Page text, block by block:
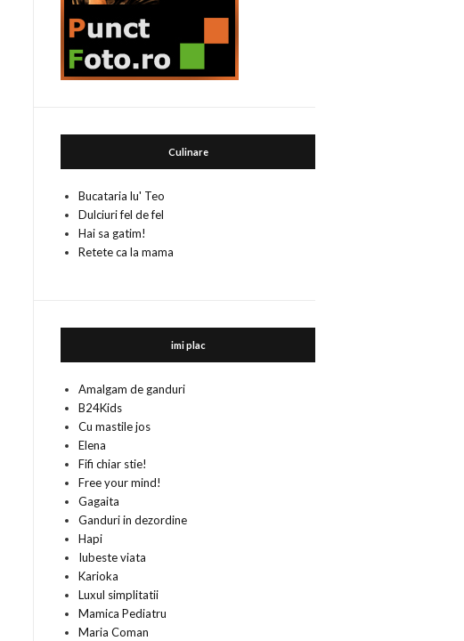
Culinare
Bucataria lu' Teo
Dulciuri fel de fel
Hai sa gatim!
Retete ca la mama
imi plac
Amalgam de ganduri
B24Kids
Cu mastile jos
Elena
Fifi chiar stie!
Free your mind!
Gagaita
Ganduri in dezordine
Hapi
Iubeste viata
Karioka
Luxul simplitatii
Mamica Pediatru
Maria Coman